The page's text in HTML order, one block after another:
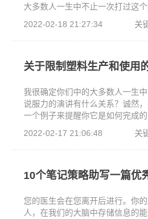
大多数人一生中不止一次打过这
么关系？诚然，不多。但它确实
它是如何完成的，并让你朝着正
2022-02-18 21:27:34 关
关于限制塑料生产和使用
我很确定你们中的大多数人一生
说服力的演讲有什么关系？诚然
一个例子来提醒你它是如何完成
2022-02-17 21:06:48
关
10个笔记策略助写一篇优
您的医生会在您离开后进行。你
人，在我们的大脑中存储信息的